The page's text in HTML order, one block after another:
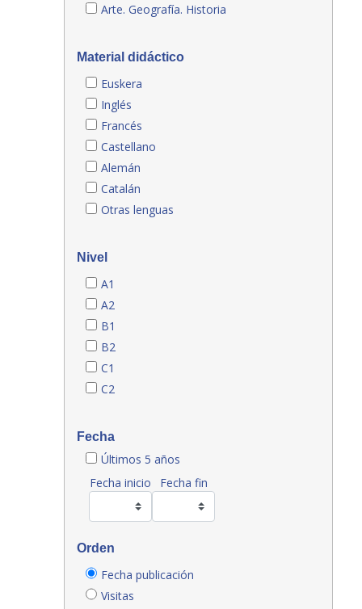
Arte. Geografía. Historia
Material didáctico
Euskera
Inglés
Francés
Castellano
Alemán
Catalán
Otras lenguas
Nivel
A1
A2
B1
B2
C1
C2
Fecha
Últimos 5 años
Fecha inicio
Fecha fin
Orden
Fecha publicación
Visitas